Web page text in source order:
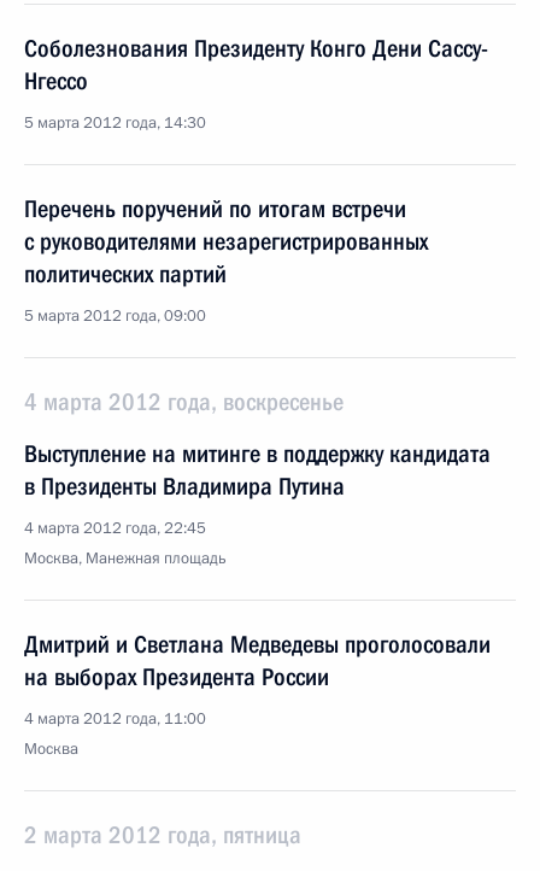
Соболезнования Президенту Конго Дени Сассу-
Нгессо
5 марта 2012 года, 14:30
Перечень поручений по итогам встречи
с руководителями незарегистрированных
политических партий
5 марта 2012 года, 09:00
4 марта 2012 года, воскресенье
Выступление на митинге в поддержку кандидата
в Президенты Владимира Путина
4 марта 2012 года, 22:45
Москва, Манежная площадь
Дмитрий и Светлана Медведевы проголосовали
на выборах Президента России
4 марта 2012 года, 11:00
Москва
2 марта 2012 года, пятница